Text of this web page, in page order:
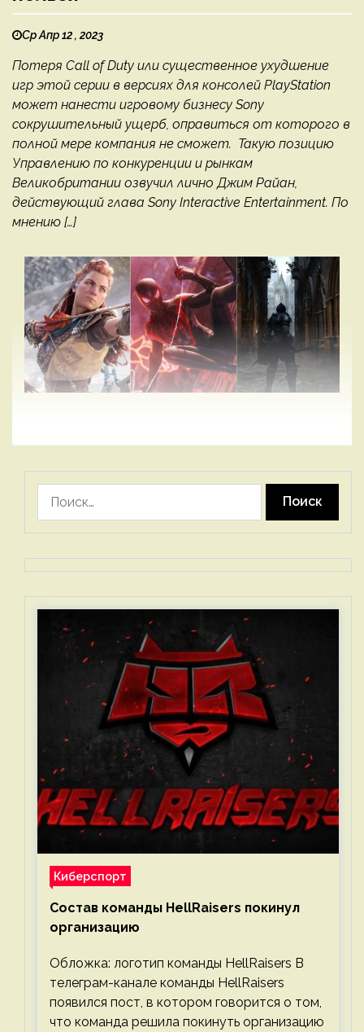
Ср Апр 12 , 2023
Потеря Call of Duty или существенное ухудшение
игр этой серии в версиях для консолей PlayStation
может нанести игровому бизнесу Sony
сокрушительный ущерб, оправиться от которого в
полной мере компания не сможет. Такую позицию
Управлению по конкуренции и рынкам
Великобритании озвучил лично Джим Райан,
действующий глава Sony Interactive Entertainment. По
мнению […]
Киберспорт
Состав команды HellRaisers покинул
организацию
Обложка: логотип команды HellRaisers В
телеграм-канале команды HellRaisers
появился пост, в котором говорится о том,
что команда решила покинуть организацию